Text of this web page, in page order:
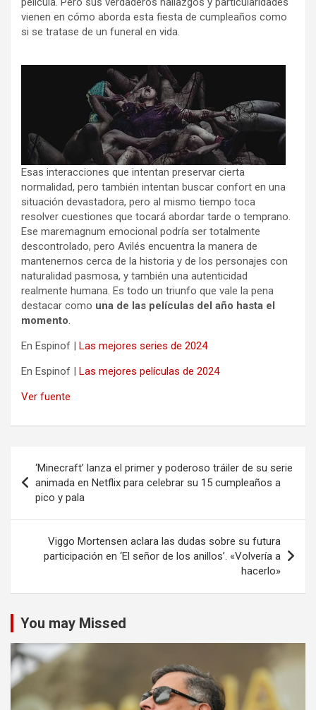
vienen en cómo aborda esta fiesta de cumpleaños como
si se tratase de un funeral en vida.
Esas interacciones que intentan preservar cierta
normalidad, pero también intentan buscar confort en una
situación devastadora, pero al mismo tiempo toca
resolver cuestiones que tocará abordar tarde o temprano.
Ese maremagnum emocional podría ser totalmente
descontrolado, pero Avilés encuentra la manera de
mantenernos cerca de la historia y de los personajes con
naturalidad pasmosa, y también una autenticidad
realmente humana. Es todo un triunfo que vale la pena
destacar como una de las películas del año hasta el
momento.
En Espinof | Las mejores series de 2024
En Espinof | Las mejores películas de 2024
Ver fuente
de
entradas
‘Minecraft’ lanza el primer y poderoso tráiler de su serie
animada en Netflix para celebrar su 15 cumpleaños a
pico y pala
Viggo Mortensen aclara las dudas sobre su futura
participación en ‘El señor de los anillos’. «Volvería a
hacerlo»
You may Missed